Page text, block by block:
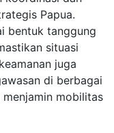
Papua.
bentuk tanggung
situasi
juga
di berbagai
mobilitas